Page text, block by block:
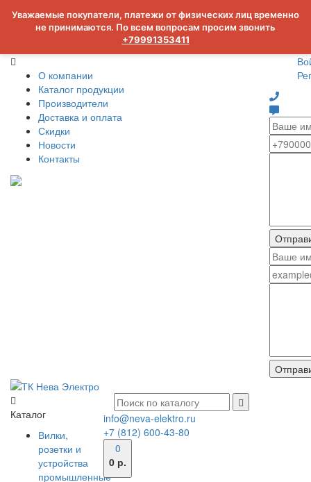
Уважаемые покупатели, платежи от физических лиц временно
не принимаются. По всем вопросам просим звонить
+79991353411
О компании
Каталог продукции
Производители
Доставка и оплата
Скидки
Новости
Контакты
Каталог
Вилки,
розетки и
устройства
промышленные
info@neva-elektro.ru
+7 (812) 600-43-80
0
0 р.